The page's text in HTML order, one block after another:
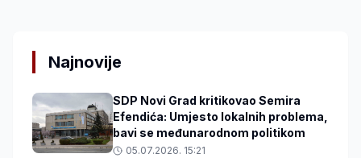
Najnovije
SDP Novi Grad kritikovao Semira
Efendića: Umjesto lokalnih problema,
bavi se međunarodnom politikom
05.07.2026. 15:21